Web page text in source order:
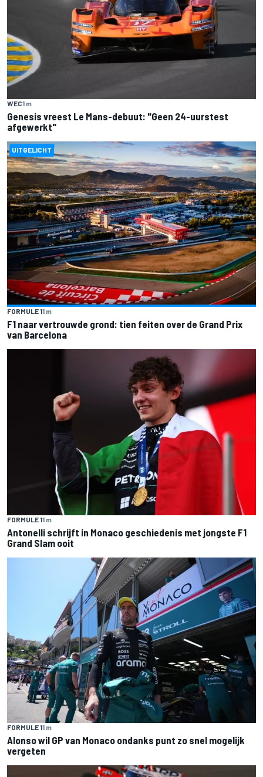
WEC1 m
Genesis vreest Le Mans-debuut: "Geen 24-uurstest
afgewerkt"
UITGELICHT
FORMULE 11 m
F1 naar vertrouwde grond: tien feiten over de Grand Prix
van Barcelona
FORMULE 11 m
Antonelli schrijft in Monaco geschiedenis met jongste F1
Grand Slam ooit
FORMULE 11 m
Alonso wil GP van Monaco ondanks punt zo snel mogelijk
vergeten